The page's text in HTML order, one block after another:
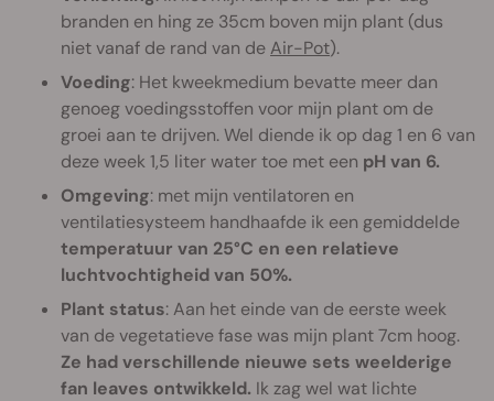
branden en hing ze 35cm boven mijn plant (dus
niet vanaf de rand van deAir-Pot).
Voeding: Het kweekmedium bevatte meer dan
genoeg voedingsstoffen voor mijn plant om de
groei aan te drijven. Wel diende ik op dag 1 en 6 van
deze week 1,5 liter water toe met een pH van 6.
Omgeving: met mijn ventilatoren en
ventilatiesysteem handhaafde ik een gemiddelde
temperatuur van 25°C en een relatieve
luchtvochtigheid van 50%.
Plant status: Aan het einde van de eerste week
van de vegetatieve fase was mijn plant 7cm hoog.
Ze had verschillende nieuwe sets weelderige
fan leaves ontwikkeld. Ik zag wel wat lichte